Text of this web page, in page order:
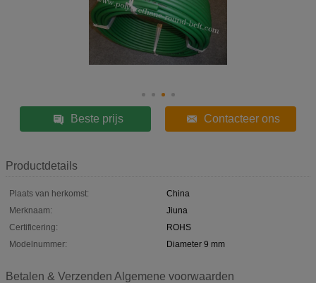
Beste prijs Contacteer ons
Productdetails
Plaats van herkomst:
China
Merknaam:
Jiuna
Certificering:
ROHS
Modelnummer:
Diameter 9 mm
Betalen & Verzenden Algemene voorwaarden